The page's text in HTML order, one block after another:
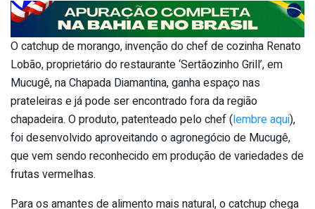
O catchup de morango, invenção do chef de cozinha Renato
Lobão, proprietário do restaurante ‘Sertãozinho Grill’, em
Mucugê, na Chapada Diamantina, ganha espaço nas
prateleiras e já pode ser encontrado fora da região
chapadeira. O produto, patenteado pelo chef (lembre aqui),
foi desenvolvido aproveitando o agronegócio de Mucugê,
que vem sendo reconhecido em produção de variedades de
frutas vermelhas.
Para os amantes de alimento mais natural, o catchup chega